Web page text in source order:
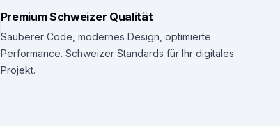
Premium Schweizer Qualität
Sauberer Code, modernes Design, optimierte
Performance. Schweizer Standards für Ihr digitales
Projekt.